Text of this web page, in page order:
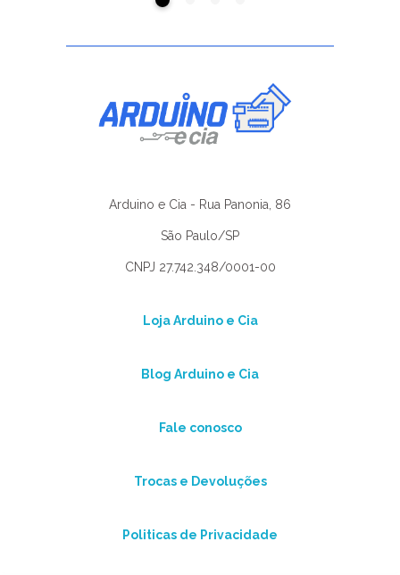
Arduino e Cia - Rua Panonia, 86
São Paulo/SP
CNPJ 27.742.348/0001-00
Loja Arduino e Cia
Blog Arduino e Cia
Fale conosco
Trocas e Devoluções
Politicas de Privacidade